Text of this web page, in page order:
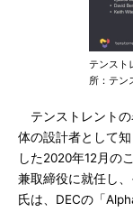
テンスト
所：テン
テンストレントの
体の設計者として
した2020年12月の
兼取締役に就任し
氏は、DECの「